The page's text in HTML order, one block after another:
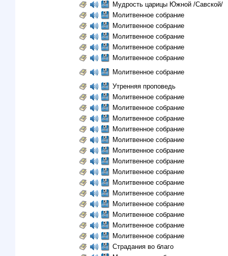
Мудрость царицы Южной /Савской/
Молитвенное собрание
Молитвенное собрание
Молитвенное собрание
Молитвенное собрание
Молитвенное собрание
Молитвенное собрание
Утренняя проповедь
Молитвенное собрание
Молитвенное собрание
Молитвенное собрание
Молитвенное собрание
Молитвенное собрание
Молитвенное собрание
Молитвенное собрание
Молитвенное собрание
Молитвенное собрание
Молитвенное собрание
Молитвенное собрание
Молитвенное собрание
Молитвенное собрание
Молитвенное собрание
Страдания во благо